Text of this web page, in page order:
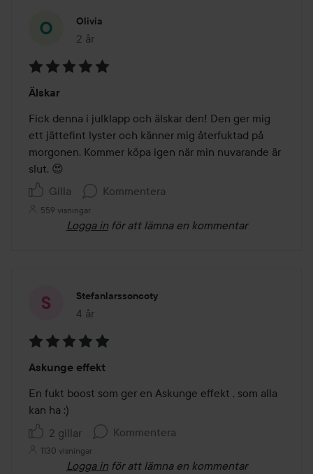
Olivia
2 år
Inlägget skapades 2 år
5
av
5
Älskar
Fick denna i julklapp och älskar den! Den ger mig
ett jättefint lyster och känner mig återfuktad på
morgonen. Kommer köpa igen när min nuvarande är
slut. 😍
Gilla
Kommentera
559 visningar
Logga in för att lämna en kommentar
Stefanlarssoncoty
4 år
Inlägget skapades 4 år
5
av
5
Askunge effekt
En fukt boost som ger en Askunge effekt , som alla
kan ha :)
2 gillar
Kommentera
1130 visningar
Logga in för att lämna en kommentar